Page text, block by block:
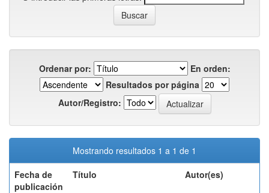
Ordenar por:
En orden:
Resultados por página
Autor/Registro:
Mostrando resultados 1 a 1 de 1
Fecha de
publicación
Título Autor(es)